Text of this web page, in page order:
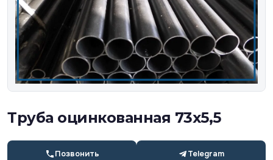
Труба оцинкованная 73х5,5
Позвонить Telegram